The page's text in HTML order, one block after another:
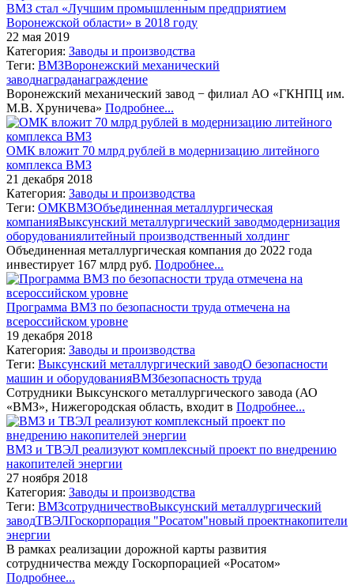
ВМЗ стал «Лучшим промышленным предприятием
Воронежской области» в 2018 году
22 мая 2019
Категория: Заводы и производства
Теги: ВМЗВоронежский механический
заводнаграданаграждение
Воронежский механический завод − филиал АО «ГКНПЦ им.
М.В. Хруничева» Подробнее...
ОМК вложит 70 млрд рублей в модернизацию литейного
комплекса ВМЗ
21 декабря 2018
Категория: Заводы и производства
Теги: ОМКВМЗОбъединенная металлургическая
компанияВыксунский металлургический заводмодернизация
оборудованиялитейный производственный холдинг
Объединенная металлургическая компания до 2022 года
инвестирует 167 млрд руб. Подробнее...
Программа ВМЗ по безопасности труда отмечена на
всероссийском уровне
19 декабря 2018
Категория: Заводы и производства
Теги: Выксунский металлургический заводО безопасности
машин и оборудованияВМЗбезопасность труда
Сотрудники Выксунского металлургического завода (АО
«ВМЗ», Нижегородская область, входит в Подробнее...
ВМЗ и ТВЭЛ реализуют комплексный проект по внедрению
накопителей энергии
27 ноября 2018
Категория: Заводы и производства
Теги: ВМЗсотрудничествоВыксунский металлургический
заводТВЭЛГоскорпорация "Росатом"новый проектнакопители
энергии
В рамках реализации дорожной карты развития
сотрудничества между Госкорпорацией «Росатом»
Подробнее...